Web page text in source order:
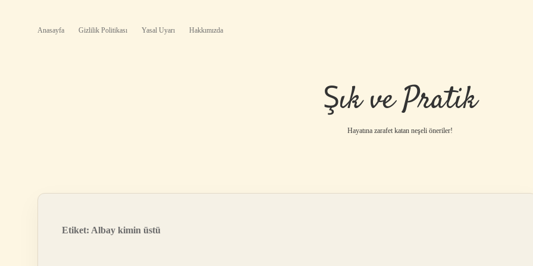
Anasayfa Gizlilik Politikası Yasal Uyarı Hakkımızda
Şık ve Pratik
Hayatına zarafet katan neşeli öneriler!
Etiket: Albay kimin üstü